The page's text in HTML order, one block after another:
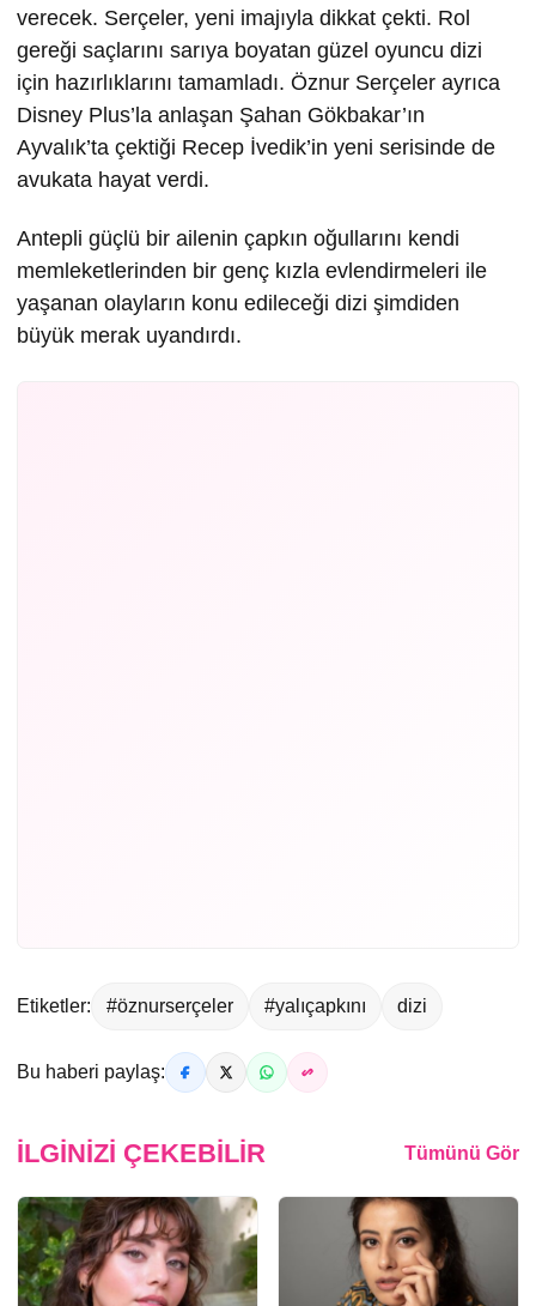
verecek. Serçeler, yeni imajıyla dikkat çekti. Rol
gereği saçlarını sarıya boyatan güzel oyuncu dizi
için hazırlıklarını tamamladı. Öznur Serçeler ayrıca
Disney Plus’la anlaşan Şahan Gökbakar’ın
Ayvalık’ta çektiği Recep İvedik’in yeni serisinde de
avukata hayat verdi.
Antepli güçlü bir ailenin çapkın oğullarını kendi
memleketlerinden bir genç kızla evlendirmeleri ile
yaşanan olayların konu edileceği dizi şimdiden
büyük merak uyandırdı.
Etiketler: #öznurserçeler #yalıçapkını dizi
Bu haberi paylaş:
İLGINIZI ÇEKEBILIR Tümünü Gör